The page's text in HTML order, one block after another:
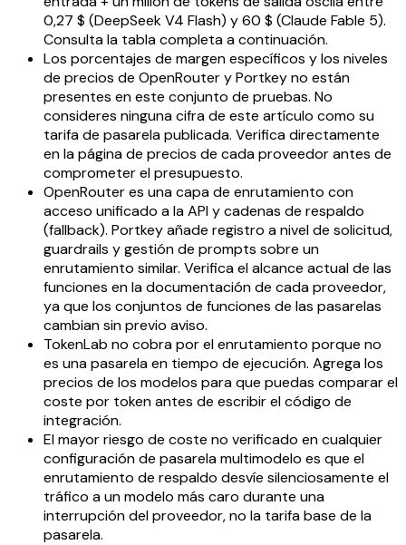
0,27 $ (DeepSeek V4 Flash) y 60 $ (Claude Fable 5).
Consulta la tabla completa a continuación.
Los porcentajes de margen específicos y los niveles
de precios de OpenRouter y Portkey no están
presentes en este conjunto de pruebas. No
consideres ninguna cifra de este artículo como su
tarifa de pasarela publicada. Verifica directamente
en la página de precios de cada proveedor antes de
comprometer el presupuesto.
OpenRouter es una capa de enrutamiento con
acceso unificado a la API y cadenas de respaldo
(fallback). Portkey añade registro a nivel de solicitud,
guardrails y gestión de prompts sobre un
enrutamiento similar. Verifica el alcance actual de las
funciones en la documentación de cada proveedor,
ya que los conjuntos de funciones de las pasarelas
cambian sin previo aviso.
TokenLab no cobra por el enrutamiento porque no
es una pasarela en tiempo de ejecución. Agrega los
precios de los modelos para que puedas comparar el
coste por token antes de escribir el código de
integración.
El mayor riesgo de coste no verificado en cualquier
configuración de pasarela multimodelo es que el
enrutamiento de respaldo desvíe silenciosamente el
tráfico a un modelo más caro durante una
interrupción del proveedor, no la tarifa base de la
pasarela.